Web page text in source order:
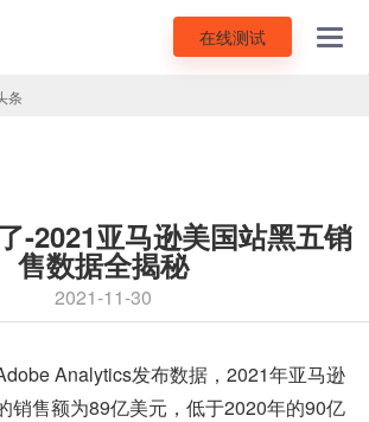
在线测试
条
-2021亚马逊美国站黑五销
售数据全揭秘
2021-11-30
Analytics发布数据，2021年亚马逊
销售额为89亿美元，低于2020年的90亿